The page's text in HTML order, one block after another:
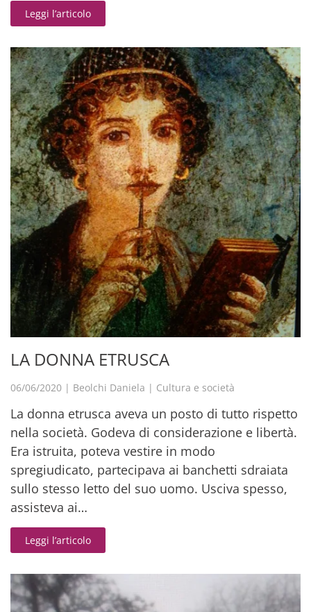
Leggi l’articolo
LA DONNA ETRUSCA
06/06/2020 | Beolchi Daniela | Cultura e società
La donna etrusca aveva un posto di tutto rispetto
nella società. Godeva di considerazione e libertà.
Era istruita, poteva vestire in modo
spregiudicato, partecipava ai banchetti sdraiata
sullo stesso letto del suo uomo. Usciva spesso,
assisteva ai…
Leggi l’articolo